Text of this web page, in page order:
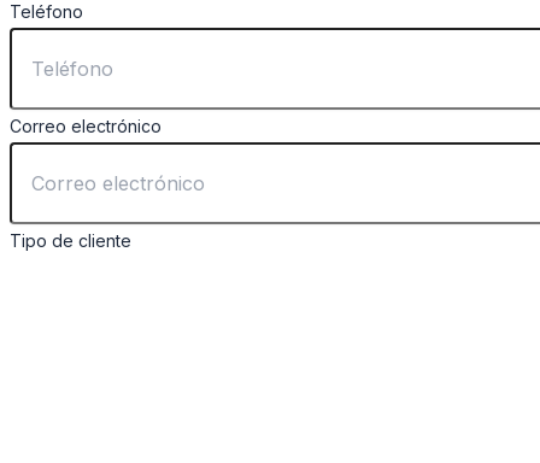
Teléfono
Correo electrónico
Tipo de cliente